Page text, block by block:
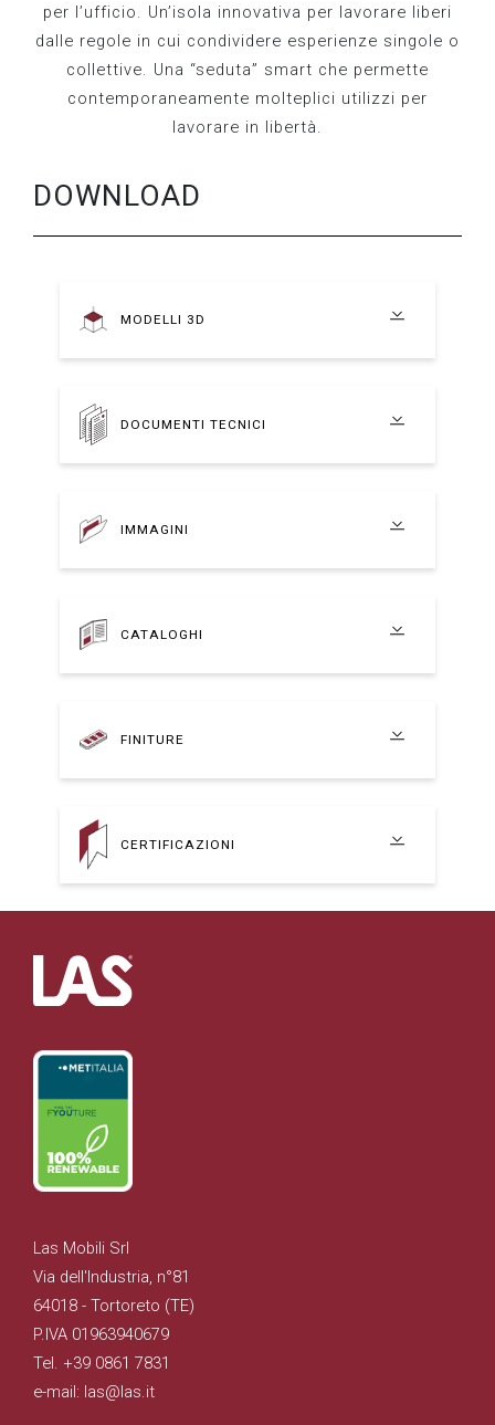
per l’ufficio. Un’isola innovativa per lavorare liberi
dalle regole in cui condividere esperienze singole o
collettive. Una “seduta” smart che permette
contemporaneamente molteplici utilizzi per
lavorare in libertà.
DOWNLOAD
MODELLI 3D
DOCUMENTI TECNICI
IMMAGINI
CATALOGHI
FINITURE
CERTIFICAZIONI
Las Mobili Srl
Via dell'Industria, n°81
64018 - Tortoreto (TE)
P.IVA 01963940679
Tel. +39 0861 7831
e-mail: las@las.it